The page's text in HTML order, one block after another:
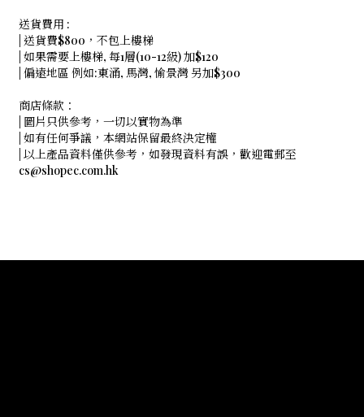
送貨費用 :
| 送貨費$800，不包上樓梯
| 如果需要上樓梯, 每1層(10-12級) 加$120
| 偏遠地區 例如:東涌, 馬灣, 愉景灣 另加$300
商店條款：
| 圖片只供參考，一切以實物為準
| 如有任何爭議，本網站保留最終決定權
| 以上產品資料僅供參考，如發現資料有誤，歡迎電郵至
cs@shopec.com.hk